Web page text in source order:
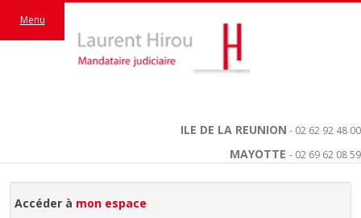
ILE DE LA REUNION - 02 62 92 48 00
MAYOTTE - 02 69 62 08 59
Menu
Accéder à mon espace